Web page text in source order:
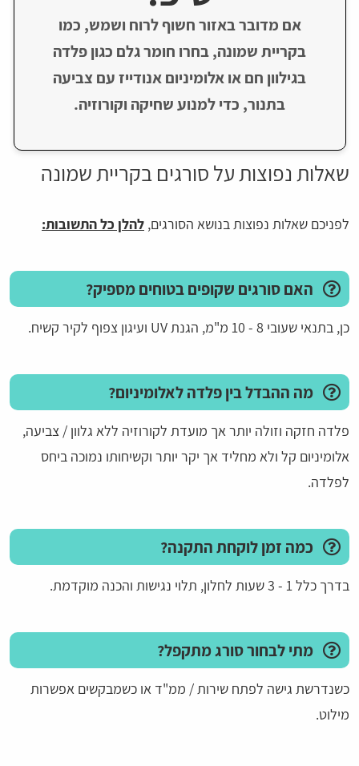
אם מדובר באזור חשוף לרוח ושמש, כמו
בקריית שמונה, בחרו חומר גלם כגון פלדה
בגילוון חם או אלומיניום אנודייז עם צביעה
בתנור, כדי למנוע שחיקה וקורוזיה.
שאלות נפוצות על סורגים בקריית שמונה
​לפניכם שאלות נפוצות בנושא הסורגים, להלן כל התשובות:
האם סורגים שקופים בטוחים מספיק?
כן, בתנאי שעובי 8 - 10 מ"מ, הגנת UV ועיגון צפוף לקיר קשיח.
מה ההבדל בין פלדה לאלומיניום?
פלדה חזקה וזולה יותר אך מועדת לקורוזיה ללא גלוון / צביעה,
אלומיניום קל ולא מחליד אך יקר יותר וקשיחותו נמוכה ביחס
לפלדה.
כמה זמן לוקחת התקנה?
בדרך כלל 1 - 3 שעות לחלון, תלוי נגישות והכנה מוקדמת.
מתי לבחור סורג מתקפל?
כשנדרשת גישה לפתח שירות / ממ"ד או כשמבקשים אפשרות
מילוט.